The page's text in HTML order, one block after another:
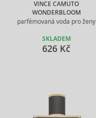
VINCE CAMUTO
WONDERBLOOM
parfémovaná voda pro ženy
SKLADEM
626 Kč